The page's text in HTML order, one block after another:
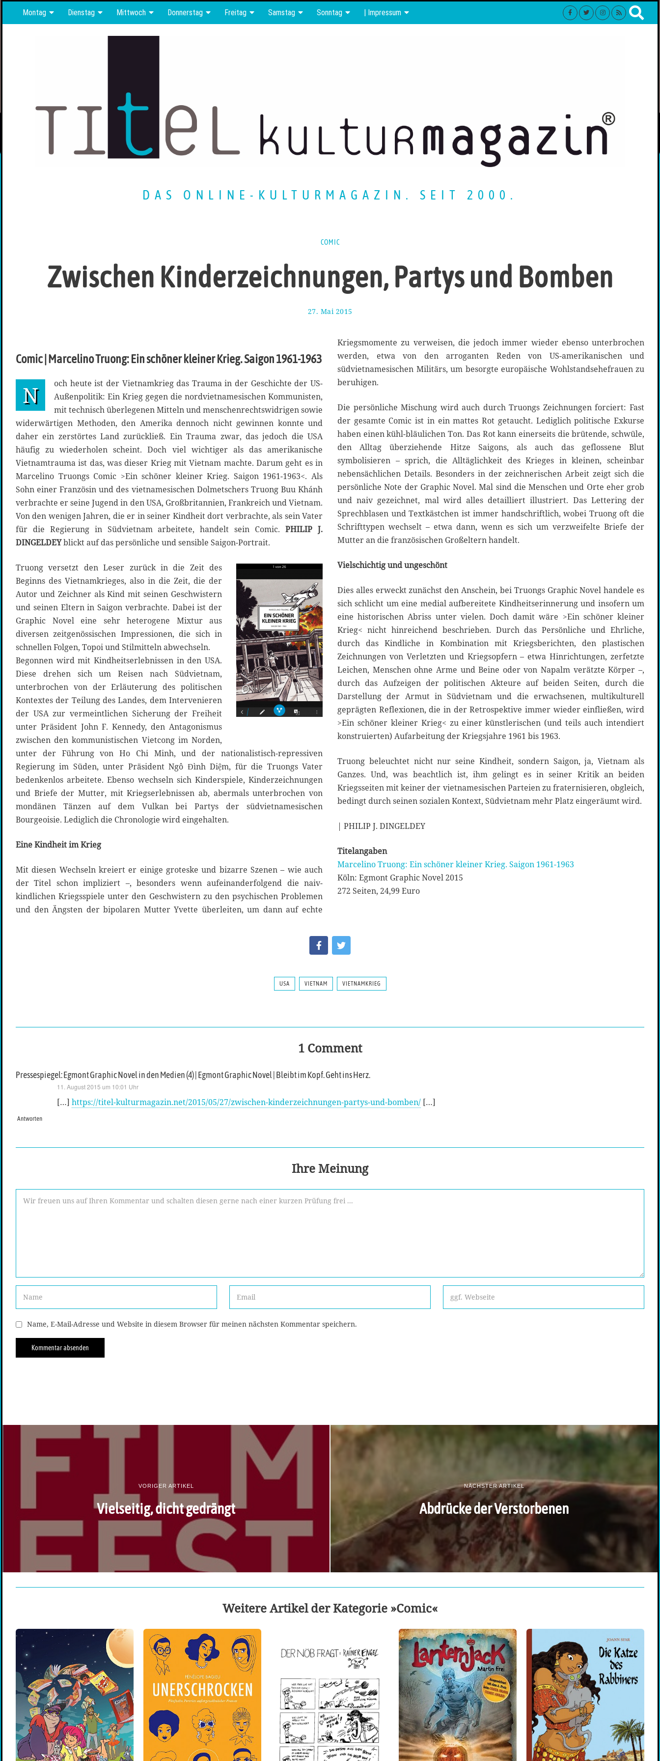
Montag Dienstag Mittwoch Donnerstag Freitag Samstag Sonntag | Impressum
DAS ONLINE-KULTURMAGAZIN. SEIT 2000.
COMIC
Zwischen Kinderzeichnungen, Partys und Bomben
27. Mai 2015
J
u
n
i
2
5
Comic | Marcelino Truong: Ein schöner kleiner Krieg. Saigon 1961-1963
N
och heute ist der Vietnamkrieg das Trauma in der Geschichte der US-
Außenpolitik: Ein Krieg gegen die nordvietnamesischen Kommunisten,
mit technisch überlegenen Mitteln und menschenrechtswidrigen sowie
widerwärtigen Methoden, den Amerika dennoch nicht gewinnen konnte und
daher ein zerstörtes Land zurückließ. Ein Trauma zwar, das jedoch die USA
häufig zu wiederholen scheint. Doch viel wichtiger als das amerikanische
Vietnamtrauma ist das, was dieser Krieg mit Vietnam machte. Darum geht es in
Marcelino Truongs Comic >Ein schöner kleiner Krieg. Saigon 1961-1963<. Als
Sohn einer Französin und des vietnamesischen Dolmetschers Truong Buu Khánh
verbrachte er seine Jugend in den USA, Großbritannien, Frankreich und Vietnam.
Von den wenigen Jahren, die er in seiner Kindheit dort verbrachte, als sein Vater
für die Regierung in Südvietnam arbeitete, handelt sein Comic. PHILIP J.
DINGELDEYblickt auf das persönliche und sensible Saigon-Portrait.
Truong versetzt den Leser zurück in die Zeit des
Beginns des Vietnamkrieges, also in die Zeit, die der
Autor und Zeichner als Kind mit seinen Geschwistern
und seinen Eltern in Saigon verbrachte. Dabei ist der
Graphic Novel eine sehr heterogene Mixtur aus
diversen zeitgenössischen Impressionen, die sich in
schnellen Folgen, Topoi und Stilmitteln abwechseln.
Begonnen wird mit Kindheitserlebnissen in den USA.
Diese drehen sich um Reisen nach Südvietnam,
unterbrochen von der Erläuterung des politischen
Kontextes der Teilung des Landes, dem Intervenieren
der USA zur vermeintlichen Sicherung der Freiheit
unter Präsident John F. Kennedy, den Antagonismus
zwischen den kommunistischen Vietcong im Norden,
unter der Führung von Ho Chi Minh, und der nationalistisch-repressiven
Regierung im Süden, unter Präsident Ngô Đình Diệm, für die Truongs Vater
bedenkenlos arbeitete. Ebenso wechseln sich Kinderspiele, Kinderzeichnungen
und Briefe der Mutter, mit Kriegserlebnissen ab, abermals unterbrochen von
mondänen Tänzen auf dem Vulkan bei Partys der südvietnamesischen
Bourgeoisie. Lediglich die Chronologie wird eingehalten.
Eine Kindheit im Krieg
Mit diesen Wechseln kreiert er einige groteske und bizarre Szenen – wie auch
der Titel schon impliziert –, besonders wenn aufeinanderfolgend die naiv-
kindlichen Kriegsspiele unter den Geschwistern zu den psychischen Problemen
und den Ängsten der bipolaren Mutter Yvette überleiten, um dann auf echte
Kriegsmomente zu verweisen, die jedoch immer wieder ebenso unterbrochen
werden, etwa von den arroganten Reden von US-amerikanischen und
südvietnamesischen Militärs, um besorgte europäische Wohlstandsehefrauen zu
beruhigen.
Die persönliche Mischung wird auch durch Truongs Zeichnungen forciert: Fast
der gesamte Comic ist in ein mattes Rot getaucht. Lediglich politische Exkurse
haben einen kühl-bläulichen Ton. Das Rot kann einerseits die brütende, schwüle,
den Alltag überziehende Hitze Saigons, als auch das geflossene Blut
symbolisieren – sprich, die Alltäglichkeit des Krieges in kleinen, scheinbar
nebensächlichen Details. Besonders in der zeichnerischen Arbeit zeigt sich die
persönliche Note der Graphic Novel. Mal sind die Menschen und Orte eher grob
und naiv gezeichnet, mal wird alles detailliert illustriert. Das Lettering der
Sprechblasen und Textkästchen ist immer handschriftlich, wobei Truong oft die
Schrifttypen wechselt – etwa dann, wenn es sich um verzweifelte Briefe der
Mutter an die französischen Großeltern handelt.
Vielschichtig und ungeschönt
Dies alles erweckt zunächst den Anschein, bei Truongs Graphic Novel handele es
sich schlicht um eine medial aufbereitete Kindheitserinnerung und insofern um
eine historischen Abriss unter vielen. Doch damit wäre >Ein schöner kleiner
Krieg< nicht hinreichend beschrieben. Durch das Persönliche und Ehrliche,
durch das Kindliche in Kombination mit Kriegsberichten, den plastischen
Zeichnungen von Verletzten und Kriegsopfern – etwa Hinrichtungen, zerfetzte
Leichen, Menschen ohne Arme und Beine oder von Napalm verätzte Körper –,
durch das Aufzeigen der politischen Akteure auf beiden Seiten, durch die
Darstellung der Armut in Südvietnam und die erwachsenen, multikulturell
geprägten Reflexionen, die in der Retrospektive immer wieder einfließen, wird
>Ein schöner kleiner Krieg< zu einer künstlerischen (und teils auch intendiert
konstruierten) Aufarbeitung der Kriegsjahre 1961 bis 1963.
Truong beleuchtet nicht nur seine Kindheit, sondern Saigon, ja, Vietnam als
Ganzes. Und, was beachtlich ist, ihm gelingt es in seiner Kritik an beiden
Kriegsseiten mit keiner der vietnamesischen Parteien zu fraternisieren, obgleich,
bedingt durch seinen sozialen Kontext, Südvietnam mehr Platz eingeräumt wird.
| PHILIP J. DINGELDEY
Titelangaben
Marcelino Truong: Ein schöner kleiner Krieg. Saigon 1961-1963
Köln: Egmont Graphic Novel 2015
272 Seiten, 24,99 Euro
USA VIETNAM VIETNAMKRIEG
1 Comment
Pressespiegel: Egmont Graphic Novel in den Medien (4) | Egmont Graphic Novel | Bleibt im Kopf. Geht ins Herz.
11. August 2015 um 10:01 Uhr
[…] https://titel-kulturmagazin.net/2015/05/27/zwischen-kinderzeichnungen-partys-und-bomben/ […]
Antworten
Ihre Meinung
Name, E-Mail-Adresse und Website in diesem Browser für meinen nächsten Kommentar speichern.
VORIGER ARTIKEL
Vielseitig, dicht gedrängt
NÄCHSTER ARTIKEL
Abdrücke der Verstorbenen
Weitere Artikel der Kategorie »Comic«